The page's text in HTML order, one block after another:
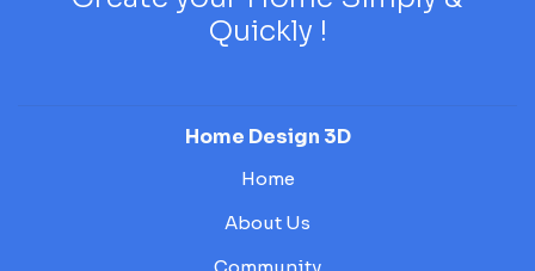
Quickly !
Home Design 3D
Home
About Us
Community